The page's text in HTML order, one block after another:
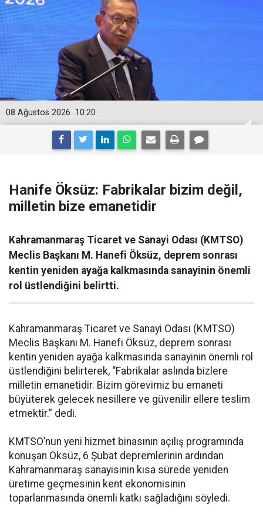
10:20
08 Ağustos 2026
Hanife Öksüz: Fabrikalar bizim değil,
milletin bize emanetidir
Kahramanmaraş Ticaret ve Sanayi Odası (KMTSO)
Meclis Başkanı M. Hanefi Öksüz, deprem sonrası
kentin yeniden ayağa kalkmasında sanayinin önemli
rol üstlendiğini belirtti.
Kahramanmaraş Ticaret ve Sanayi Odası (KMTSO)
Meclis Başkanı M. Hanefi Öksüz, deprem sonrası
kentin yeniden ayağa kalkmasında sanayinin önemli rol
üstlendiğini belirterek, “Fabrikalar aslında bizlere
milletin emanetidir. Bizim görevimiz bu emaneti
büyüterek gelecek nesillere ve güvenilir ellere teslim
etmektir.” dedi.
KMTSO’nun yeni hizmet binasının açılış programında
konuşan Öksüz, 6 Şubat depremlerinin ardından
Kahramanmaraş sanayisinin kısa sürede yeniden
üretime geçmesinin kent ekonomisinin
toparlanmasında önemli katkı sağladığını söyledi.